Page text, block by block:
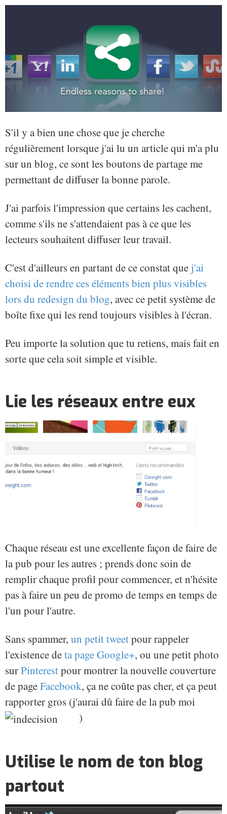
S'il y a bien une chose que je cherche
régulièrement lorsque j'ai lu un article qui m'a plu
sur un blog, ce sont les boutons de partage me
permettant de diffuser la bonne parole.
J'ai parfois l'impression que certains les cachent,
comme s'ils ne s'attendaient pas à ce que les
lecteurs souhaitent diffuser leur travail.
C'est d'ailleurs en partant de ce constat que j'ai
choisi de rendre ces éléments bien plus visibles
lors du redesign du blog, avec ce petit système de
boîte fixe qui les rend toujours visibles à l'écran.
Peu importe la solution que tu retiens, mais fait en
sorte que cela soit simple et visible.
Lie les réseaux entre eux
Chaque réseau est une excellente façon de faire de
la pub pour les autres ; prends donc soin de
remplir chaque profil pour commencer, et n'hésite
pas à faire un peu de promo de temps en temps de
l'un pour l'autre.
Sans spammer, un petit tweetpour rappeler
l'existence deta page Google+, ou une petit photo
surPinterestpour montrer la nouvelle couverture
de pageFacebook, ça ne coûte pas cher, et ça peut
rapporter gros (j'aurai dû faire de la pub moi
)
Utilise le nom de ton blog
partout